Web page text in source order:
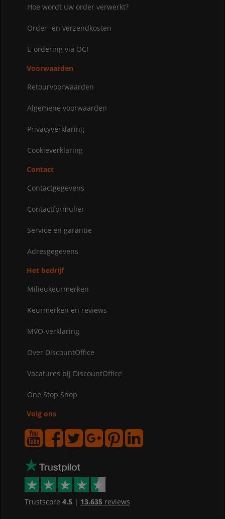
Hoe wordt uw order verwerkt?
Order- en verzendkosten
E-ordering via OCI
Voorwaarden
Retourvoorwaarden
Algemene voorwaarden
Privacyverklaring
Cookieverklaring
Contact
Contactgegevens
Contactformulier
Service en garantie
Adresgegevens
Het bedrijf
Milieukeurmerken
Keurmerken en reviews
MVO-verklaring
Over DiscountOffice
Vacatures bij DiscountOffice
One Stop Shop
Volg ons
Trustscore 4.5| 13.635reviews